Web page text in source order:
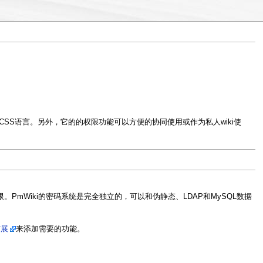
语言。另外，它的的权限功能可以方便的协同使用或作为私人wiki使
PmWiki的密码系统是完全独立的，可以和伪静态、LDAP和MySQL数据
来添加需要的功能。